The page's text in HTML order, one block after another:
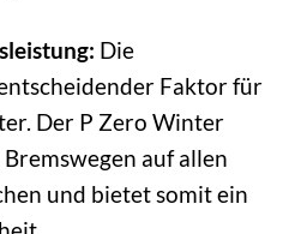
Die
Faktor für
Der P Zero Winter
auf allen
und bietet somit ein